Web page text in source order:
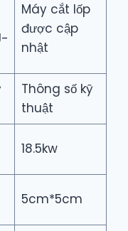
Máy cắt lốp
được cập
nhật
Thông số kỹ
thuật
18.5kw
5cm*5cm